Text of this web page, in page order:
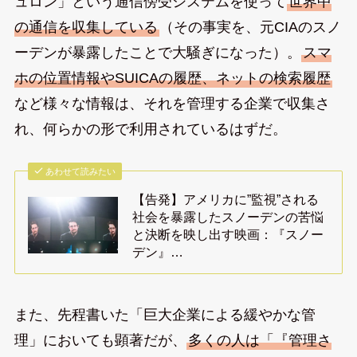
の通信を収集している（その事実を、元CIAのスノ
ーデンが暴露したことで大騒ぎになった）。 スマ
ホの位置情報やSUICAの履歴、ネットの検索履歴
など様々な情報は、それを管理する企業で収集さ
れ、何らかの形で利用されているはずだ。
あわせて読みたい
【告発】アメリカに”監視”される
社会を暴露したスノーデンの苦悩
と決断を映し出す映画：『スノー
デン』…
また、先程書いた「巨大企業による緩やかな管
理」においても顕著だが、 多くの人は「『管理さ